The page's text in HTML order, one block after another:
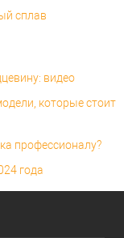
сплав
видео
которые стоит
профессионалу?
года